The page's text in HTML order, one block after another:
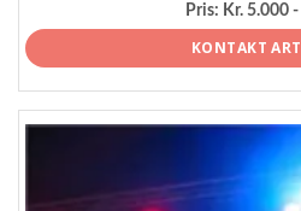
Pris: Kr. 5.000
KONTAKT